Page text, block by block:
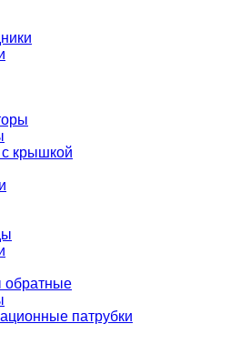
с крышкой
обратные
патрубки